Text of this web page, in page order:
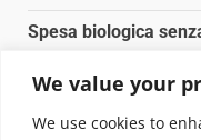
We value your
We use cookies to
Spesa biologica
Spesa biologica
concrete